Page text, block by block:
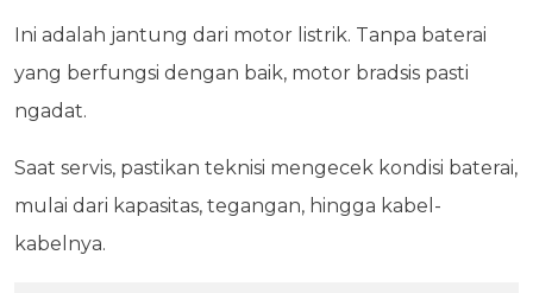
Ini adalah jantung dari motor listrik. Tanpa baterai
yang berfungsi dengan baik, motor bradsis pasti
ngadat.
Saat servis, pastikan teknisi mengecek kondisi baterai,
mulai dari kapasitas, tegangan, hingga kabel-
kabelnya.